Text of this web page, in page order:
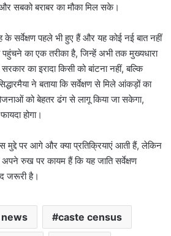
सबको बराबर का मौका मिल सके।
के सर्वेक्षण पहले भी हुए हैं और यह कोई नई बात नहीं
का एक तरीका है, जिन्हें अभी तक मुख्यधारा
का इरादा किसी को बांटना नहीं, बल्कि
ने बताया कि सर्वेक्षण से मिले आंकड़ों का
को बेहतर ढंग से लागू किया जा सकेगा,
होगा।
मुद्दे पर आगे और क्या प्रतिक्रियाएं आती हैं, लेकिन
अपने रुख पर कायम हैं कि यह जाति सर्वेक्षण
जरूरी है।
caste census